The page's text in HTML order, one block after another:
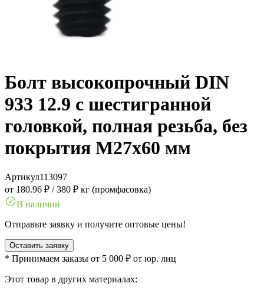
Болт высокопрочный DIN
933 12.9 с шестигранной
головкой, полная резьба, без
покрытия M27x60 мм
Артикул113097
от 180.96 ₽ /380 ₽ кг (промфасовка)
В наличии
Отправьте заявку и получите оптовые цены!
Оставить заявку
* Принимаем заказы от 5 000 ₽ от юр. лиц
Этот товар в других материалах: